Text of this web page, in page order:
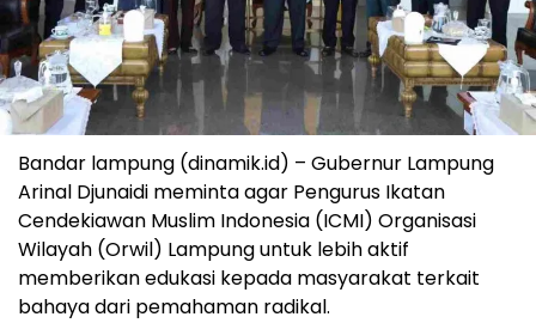
Bandar lampung (dinamik.id) – Gubernur Lampung
Arinal Djunaidi meminta agar Pengurus Ikatan
Cendekiawan Muslim Indonesia (ICMI) Organisasi
Wilayah (Orwil) Lampung untuk lebih aktif
memberikan edukasi kepada masyarakat terkait
bahaya dari pemahaman radikal.